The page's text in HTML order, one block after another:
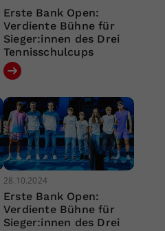
Erste Bank Open:
Verdiente Bühne für
Sieger:innen des Drei
Tennisschulcups
28.10.2024
Erste Bank Open:
Verdiente Bühne für
Sieger:innen des Drei